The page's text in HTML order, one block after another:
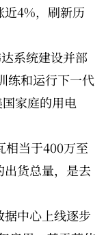
近4%，刷新历
系统建设并部
练和运行下一代
家庭的用电
相当于400万至
货总量，是去
中心上线逐步